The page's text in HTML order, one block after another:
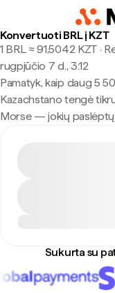
Konvertuoti BRL į KZT
1 BRL ≈ 91,5042 KZT ·
rugpjūčio 7 d., 3:12
Pamatyk, kaip daug 5
Kazachstano tengė
Morse — jokių paslėptų
Sukurta su